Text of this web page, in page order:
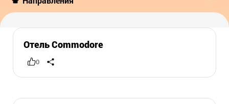
Отель Commodore
0